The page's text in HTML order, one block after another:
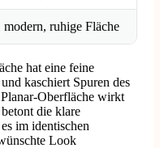
modern, ruhige Fläche
hat eine feine
kaschiert Spuren des
Oberfläche wirkt
die klare
im identischen
Look